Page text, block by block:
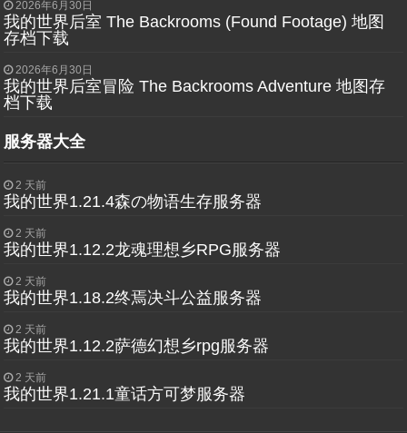
2026年6月30日
我的世界后室 The Backrooms (Found Footage) 地图
存档下载
2026年6月30日
我的世界后室冒险 The Backrooms Adventure 地图存
档下载
服务器大全
2 天前
我的世界1.21.4森の物语生存服务器
2 天前
我的世界1.12.2龙魂理想乡RPG服务器
2 天前
我的世界1.18.2终焉决斗公益服务器
2 天前
我的世界1.12.2萨德幻想乡rpg服务器
2 天前
我的世界1.21.1童话方可梦服务器